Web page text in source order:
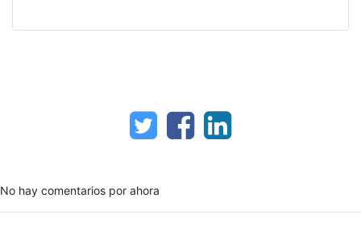
No hay comentarios por ahora